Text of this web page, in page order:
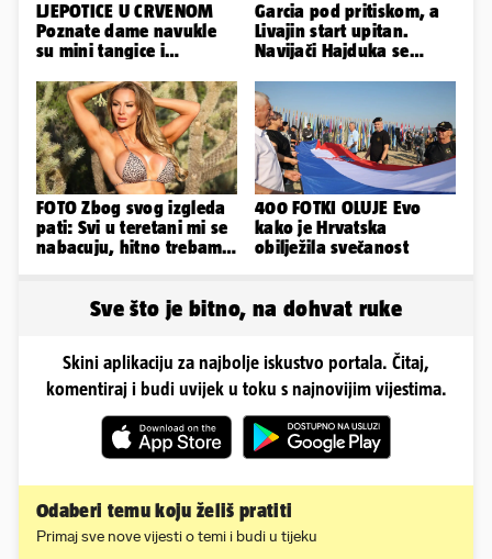
LJEPOTICE U CRVENOM
Poznate dame navukle
su mini tangice i
obline
Garcia pod pritiskom, a
Livajin start upitan.
Navijači Hajduka se
straha
FOTO Zbog svog izgleda
pati: Svi u teretani mi se
nabacuju, hitno trebam
400 FOTKI OLUJE Evo
kako je Hrvatska
obilježila svečanost
Sve što je bitno, na dohvat ruke
Skini aplikaciju za najbolje iskustvo portala. Čitaj,
komentiraj i budi uvijek u toku s najnovijim vijestima.
Odaberi temu koju želiš pratiti
Primaj sve nove vijesti o temi i budi u tijeku